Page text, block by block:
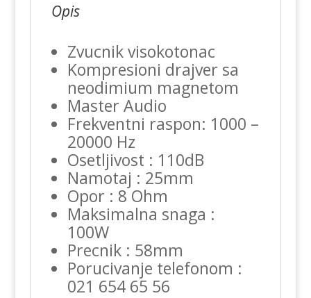
Opis
Zvucnik visokotonac
Kompresioni drajver sa
neodimium magnetom
Master Audio
Frekventni raspon: 1000 –
20000 Hz
Osetljivost : 110dB
Namotaj : 25mm
Opor : 8 Ohm
Maksimalna snaga :
100W
Precnik : 58mm
Porucivanje telefonom :
021 654 65 56